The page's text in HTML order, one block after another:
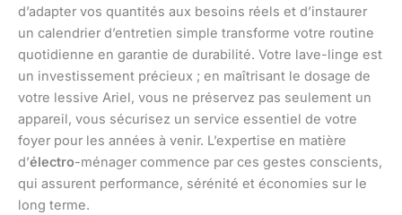
d’adapter vos quantités aux besoins réels et d’instaurer
un calendrier d’entretien simple transforme votre routine
quotidienne en garantie de durabilité. Votre lave-linge est
un investissement précieux ; en maîtrisant le dosage de
votre lessive Ariel, vous ne préservez pas seulement un
appareil, vous sécurisez un service essentiel de votre
foyer pour les années à venir. L’expertise en matière
d’électro-ménager commence par ces gestes conscients,
qui assurent performance, sérénité et économies sur le
long terme.